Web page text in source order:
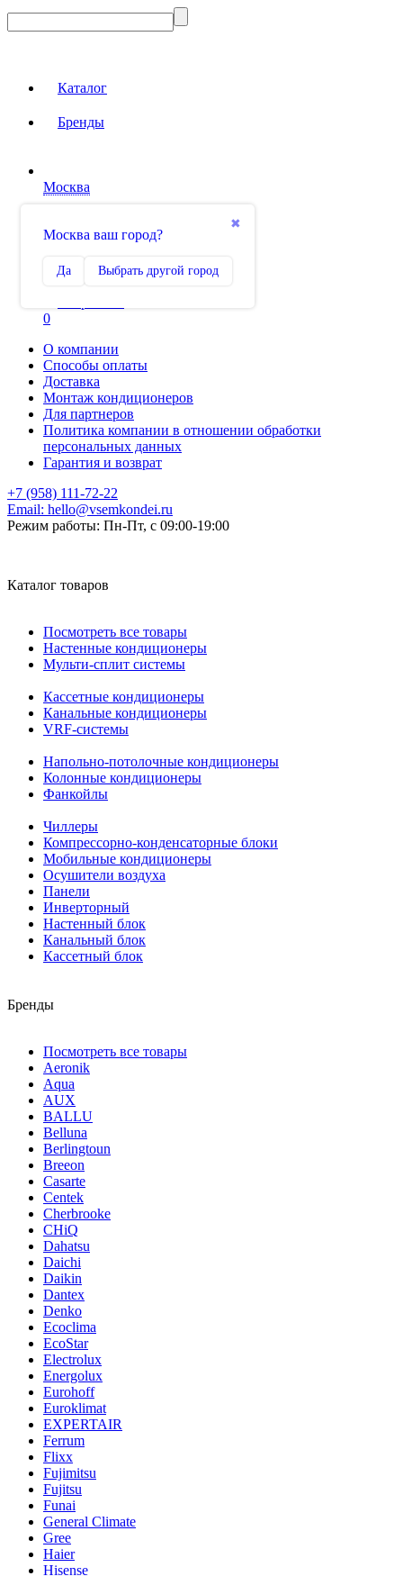
Каталог
Бренды
Москва
✖
Москва ваш город?
Да Выбрать другой город
Сравнение
0
О компании
Способы оплаты
Доставка
Монтаж кондиционеров
Для партнеров
Политика компании в отношении обработки
персональных данных
Гарантия и возврат
+7 (958) 111-72-22
Email: hello@vsemkondei.ru
Режим работы: Пн-Пт, с 09:00-19:00
Каталог товаров
Посмотреть все товары
Настенные кондиционеры
Мульти-сплит системы
Кассетные кондиционеры
Канальные кондиционеры
VRF-системы
Напольно-потолочные кондиционеры
Колонные кондиционеры
Фанкойлы
Чиллеры
Компрессорно-конденсаторные блоки
Мобильные кондиционеры
Осушители воздуха
Панели
Инверторный
Настенный блок
Канальный блок
Кассетный блок
Бренды
Посмотреть все товары
Aeronik
Aqua
AUX
BALLU
Belluna
Berlingtoun
Breeon
Casarte
Centek
Cherbrooke
CHiQ
Dahatsu
Daichi
Daikin
Dantex
Denko
Ecoclima
EcoStar
Electrolux
Energolux
Eurohoff
Euroklimat
EXPERTAIR
Ferrum
Flixx
Fujimitsu
Fujitsu
Funai
General Climate
Gree
Haier
Hisense